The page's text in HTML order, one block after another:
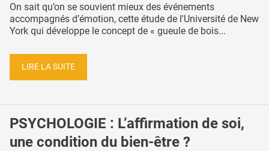
On sait qu’on se souvient mieux des événements
accompagnés d’émotion, cette étude de l'Université de New
York qui développe le concept de « gueule de bois...
LIRE LA SUITE
PSYCHOLOGIE : L’affirmation de soi,
une condition du bien-être ?